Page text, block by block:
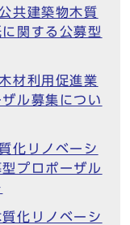
共建築物木質
関する公募型
材利用促進業
ル募集につい
化リノベーシ
プロポーザル
化リノベーシ